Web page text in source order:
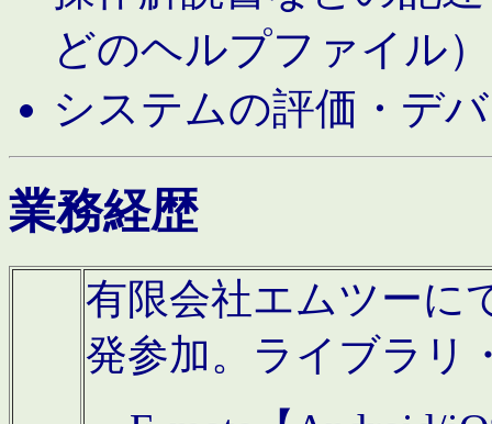
どのヘルプファイル）
システムの評価・デ
業務経歴
有限会社エムツーに
発参加。ライブラリ